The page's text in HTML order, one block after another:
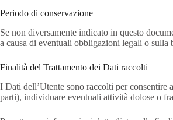
Periodo di conservazione
Se non diversamente indicato in questo
a causa di eventuali obbligazioni legali o sulla
Finalità del Trattamento dei Dati raccolti
I Dati dell’Utente sono raccolti per
parti), individuare eventuali attività dolose o